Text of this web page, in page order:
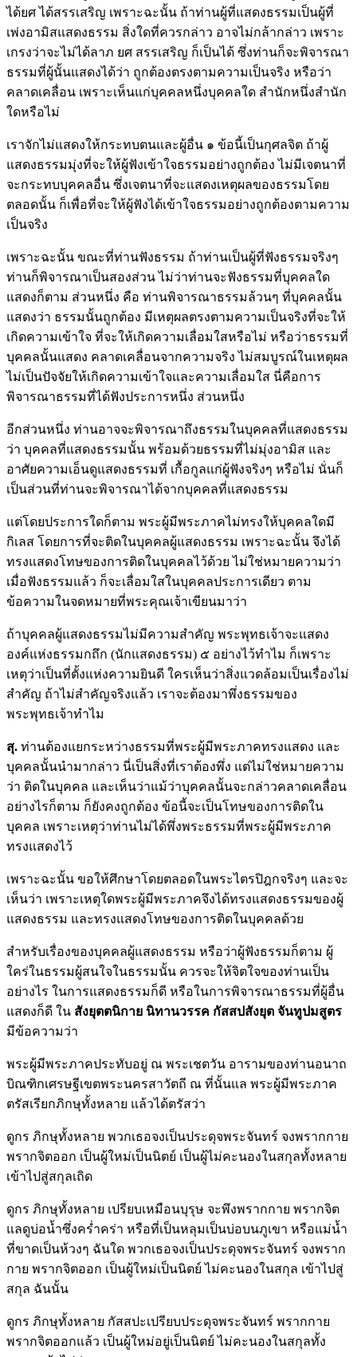
ได้ยศ ได้สรรเสริญ เพราะฉะนั้น ถ้าท่านผู้ที่แสดงธรรมเป็นผู้ที่
เพ่งอามิสแสดงธรรม สิ่งใดที่ควรกล่าว อาจไม่กล้ากล่าว เพราะ
เกรงว่าจะไม่ได้ลาภ ยศ สรรเสริญ ก็เป็นได้ ซึ่งท่านก็จะพิจารณา
ธรรมที่ผู้นั้นแสดงได้ว่า ถูกต้องตรงตามความเป็นจริง หรือว่า
คลาดเคลื่อน เพราะเห็นแก่บุคคลหนึ่งบุคคลใด สำนักหนึ่งสำนัก
ใดหรือไม่
เราจักไม่แสดงให้กระทบตนและผู้อื่น ๑ ข้อนี้เป็นกุศลจิต ถ้าผู้
แสดงธรรมมุ่งที่จะให้ผู้ฟังเข้าใจธรรมอย่างถูกต้อง ไม่มีเจตนาที่
จะกระทบบุคคลอื่น ซึ่งเจตนาที่จะแสดงเหตุผลของธรรมโดย
ตลอดนั้น ก็เพื่อที่จะให้ผู้ฟังได้เข้าใจธรรมอย่างถูกต้องตามความ
เป็นจริง
เพราะฉะนั้น ขณะที่ท่านฟังธรรม ถ้าท่านเป็นผู้ที่ฟังธรรมจริงๆ
ท่านก็พิจารณาเป็นสองส่วน ไม่ว่าท่านจะฟังธรรมที่บุคคลใด
แสดงก็ตาม ส่วนหนึ่ง คือ ท่านพิจารณาธรรมล้วนๆ ที่บุคคลนั้น
แสดงว่า ธรรมนั้นถูกต้อง มีเหตุผลตรงตามความเป็นจริงที่จะให้
เกิดความเข้าใจ ที่จะให้เกิดความเลื่อมใสหรือไม่ หรือว่าธรรมที่
บุคคลนั้นแสดง คลาดเคลื่อนจากความจริง ไม่สมบูรณ์ในเหตุผล
ไม่เป็นปัจจัยให้เกิดความเข้าใจและความเลื่อมใส นี่คือการ
พิจารณาธรรมที่ได้ฟังประการหนึ่ง ส่วนหนึ่ง
อีกส่วนหนึ่ง ท่านอาจจะพิจารณาถึงธรรมในบุคคลที่แสดงธรรม
ว่า บุคคลที่แสดงธรรมนั้น พร้อมด้วยธรรมที่ไม่มุ่งอามิส และ
อาศัยความเอ็นดูแสดงธรรมที่ เกื้อกูลแก่ผู้ฟังจริงๆ หรือไม่ นั่นก็
เป็นส่วนที่ท่านจะพิจารณาได้จากบุคคลที่แสดงธรรม
แต่โดยประการใดก็ตาม พระผู้มีพระภาคไม่ทรงให้บุคคลใดมี
กิเลส โดยการที่จะติดในบุคคลผู้แสดงธรรม เพราะฉะนั้น จึงได้
ทรงแสดงโทษของการติดในบุคคลไว้ด้วย ไม่ใช่หมายความว่า
เมื่อฟังธรรมแล้ว ก็จะเลื่อมใสในบุคคลประการเดียว ตาม
ข้อความในจดหมายที่พระคุณเจ้าเขียนมาว่า
ถ้าบุคคลผู้แสดงธรรมไม่มีความสำคัญ พระพุทธเจ้าจะแสดง
องค์แห่งธรรมกถึก (นักแสดงธรรม) ๕ อย่างไว้ทำไม ก็เพราะ
เหตุว่าเป็นที่ตั้งแห่งความยินดี ใครเห็นว่าสิ่งแวดล้อมเป็นเรื่องไม่
สำคัญ ถ้าไม่สำคัญจริงแล้ว เราจะต้องมาพึ่งธรรมของ
พระพุทธเจ้าทำไม
สุ. ท่านต้องแยกระหว่างธรรมที่พระผู้มีพระภาคทรงแสดง และ
บุคคลนั้นนำมากล่าว นี่เป็นสิ่งที่เราต้องพึ่ง แต่ไม่ใช่หมายความ
ว่า ติดในบุคคล และเห็นว่าแม้ว่าบุคคลนั้นจะกล่าวคลาดเคลื่อน
อย่างไรก็ตาม ก็ยังคงถูกต้อง ข้อนี้จะเป็นโทษของการติดใน
บุคคล เพราะเหตุว่าท่านไม่ได้พึ่งพระธรรมที่พระผู้มีพระภาค
ทรงแสดงไว้
เพราะฉะนั้น ขอให้ศึกษาโดยตลอดในพระไตรปิฎกจริงๆ และจะ
เห็นว่า เพราะเหตุใดพระผู้มีพระภาคจึงได้ทรงแสดงธรรมของผู้
แสดงธรรม และทรงแสดงโทษของการติดในบุคคลด้วย
สำหรับเรื่องของบุคคลผู้แสดงธรรม หรือว่าผู้ฟังธรรมก็ตาม ผู้
ใคร่ในธรรมผู้สนใจในธรรมนั้น ควรจะให้จิตใจของท่านเป็น
อย่างไร ในการแสดงธรรมก็ดี หรือในการพิจารณาธรรมที่ผู้อื่น
แสดงก็ดี ใน สังยุตตนิกาย นิทานวรรค กัสสปสังยุต จันทูปมสูตร
มีข้อความว่า
พระผู้มีพระภาคประทับอยู่ ณ พระเชตวัน อารามของท่านอนาถ
บิณฑิกเศรษฐีเขตพระนครสาวัตถี ณ ที่นั้นแล พระผู้มีพระภาค
ตรัสเรียกภิกษุทั้งหลาย แล้วได้ตรัสว่า
ดูกร ภิกษุทั้งหลาย พวกเธอจงเป็นประดุจพระจันทร์ จงพรากกาย
พรากจิตออก เป็นผู้ใหม่เป็นนิตย์ เป็นผู้ไม่คะนองในสกุลทั้งหลาย
เข้าไปสู่สกุลเถิด
ดูกร ภิกษุทั้งหลาย เปรียบเหมือนบุรุษ จะพึงพรากกาย พรากจิต
แลดูบ่อน้ำซึ่งคร่ำคร่า หรือที่เป็นหลุมเป็นบ่อบนภูเขา หรือแม่น้ำ
ที่ขาดเป็นห้วงๆ ฉันใด พวกเธอจงเป็นประดุจพระจันทร์ จงพราก
กาย พรากจิตออก เป็นผู้ใหม่เป็นนิตย์ ไม่คะนองในสกุล เข้าไปสู่
สกุล ฉันนั้น
ดูกร ภิกษุทั้งหลาย กัสสปะเปรียบประดุจพระจันทร์ พรากกาย
พรากจิตออกแล้ว เป็นผู้ใหม่อยู่เป็นนิตย์ ไม่คะนองในสกุลทั้ง